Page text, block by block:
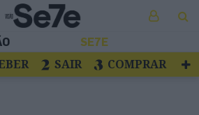
SE7E
SAIR
COMPRAR